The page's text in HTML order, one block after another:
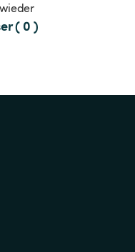
( 0 )